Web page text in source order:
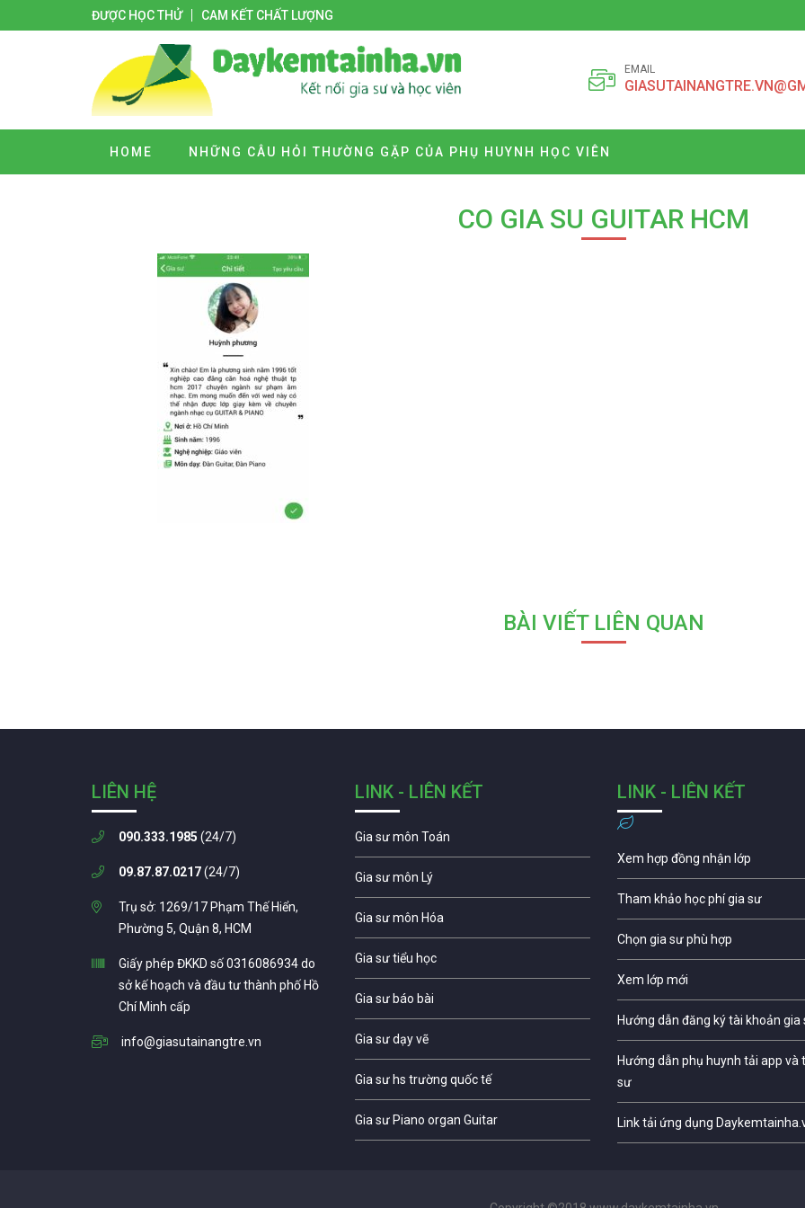
ĐƯỢC HỌC THỬ CAM KẾT CHẤT LƯỢNG
EMAIL
HOME NHỮNG CÂU HỎI THƯỜNG GẶP CỦA PHỤ HUYNH HỌC VIÊN
CO GIA SU GUITAR HCM
BÀI VIẾT LIÊN QUAN
LIÊN HỆ
090.333.1985 (24/7)
09.87.87.0217(24/7)
Trụ sở: 1269/17 Phạm Thế Hiển,
Phường 5, Quận 8, HCM
Giấy phép ĐKKD số 0316086934 do
sở kế hoạch và đầu tư thành phố Hồ
Chí Minh cấp
info@giasutainangtre.vn
LINK - LIÊN KẾT
Gia sư môn Toán
Gia sư môn Lý
Gia sư môn Hóa
Gia sư tiểu học
Gia sư báo bài
Gia sư dạy vẽ
Gia sư hs trường quốc tế
Gia sư Piano organ Guitar
LINK - LIÊN KẾT
Xem hợp đồng nhận lớp
Tham khảo học phí gia sư
Chọn gia sư phù hợp
Xem lớp mới
Hướng dẫn đăng ký tài khoản gia
Hướng dẫn phụ huynh tải app và
sư
Link tải ứng dụng